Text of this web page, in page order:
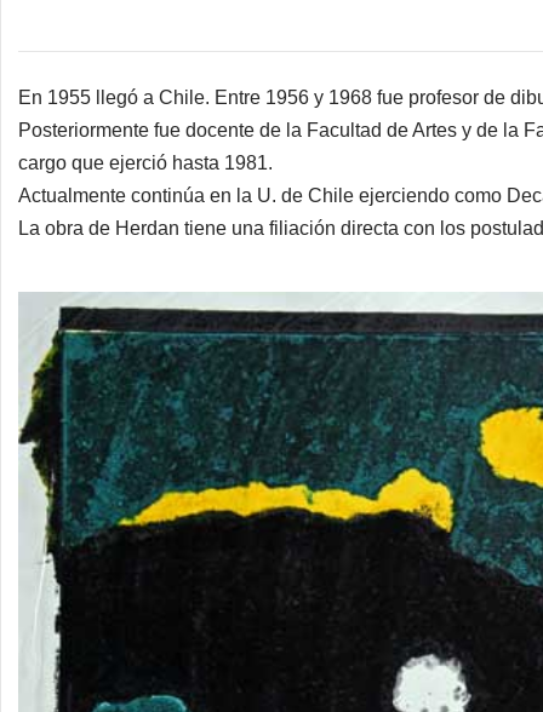
En 1955 llegó a Chile. Entre 1956 y 1968 fue profesor de
Posteriormente fue docente de la Facultad de Artes y de la
cargo que ejerció hasta 1981.
Actualmente continúa en la U. de Chile ejerciendo como
La obra de Herdan tiene una filiación directa con los